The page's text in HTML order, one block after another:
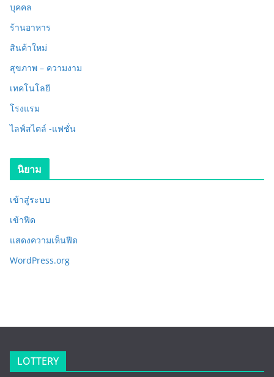
บุคคล
ร้านอาหาร
สินค้าใหม่
สุขภาพ – ความงาม
เทคโนโลยี
โรงแรม
ไลฟ์สไตล์ -แฟชั่น
นิยาม
เข้าสู่ระบบ
เข้าฟีด
แสดงความเห็นฟีด
WordPress.org
LOTTERY